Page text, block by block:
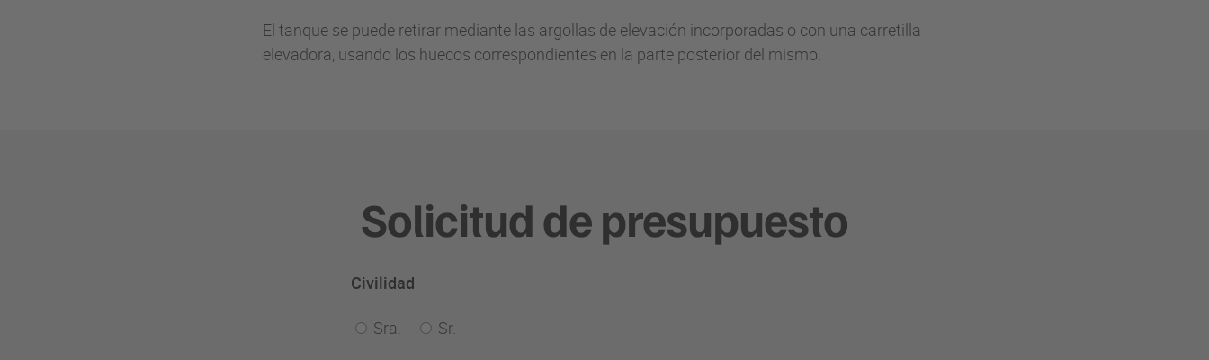
El tanque se puede retirar mediante las argollas de elevación incorporadas o con una carretilla
elevadora, usando los huecos correspondientes en la parte posterior del mismo.
Solicitud de presupuesto
Civilidad
Sra. Sr.